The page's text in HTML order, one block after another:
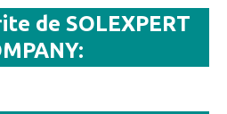
de SOLEXPERT